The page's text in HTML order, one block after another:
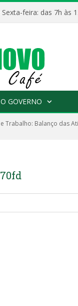
Sexta-feira: das 7h
O GOVERNO
Trabalho: Balanço das